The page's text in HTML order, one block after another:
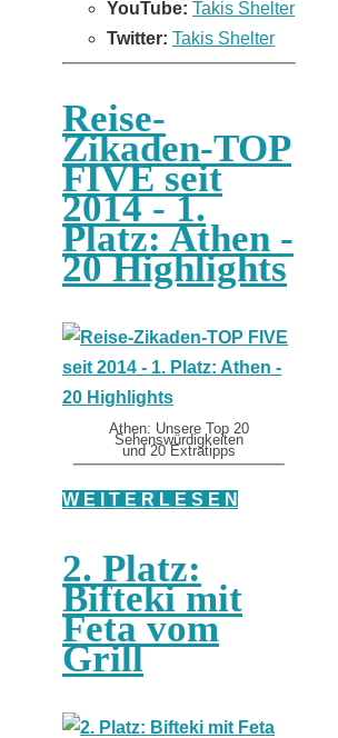
YouTube: Takis Shelter
Twitter: Takis Shelter
Reise-
Zikaden-TOP
FIVE seit
2014 - 1.
Platz: Athen -
20 Highlights
Athen: Unsere Top 20
Sehenswürdigkeiten
und 20 Extratipps
W E I T E R L E S E N
2. Platz:
Bifteki mit
Feta vom
Grill